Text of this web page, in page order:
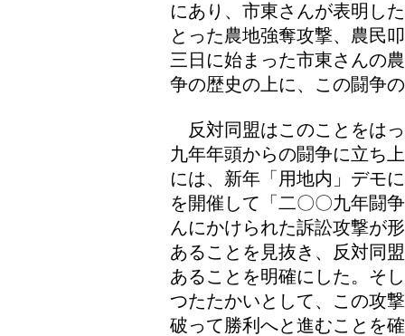
にあり、市東さんが表明し
とった農地強奪攻撃、農民
三日に始まった市東さんの
争の歴史の上に、この闘争
反対同盟はこのことをは
九年年頭からの闘争に立ち
には、新年「用地内」デモ
を開催して「二〇〇九年闘
んにかけられた訴訟攻撃が
あることを見抜き、反対同
あることを明確にした。そ
つたたかいとして、この攻
破って勝利へと進むことを